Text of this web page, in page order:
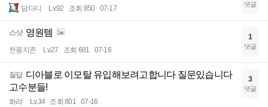
담다디 Lv.92 조회 850 07-17 댓글
스샷 영원템
천풍지존 Lv.27 조회 681 07-16
1
댓글
질답 디아블로 이모탈 유입해보려고합니다 질문있습니다
고수분들!
화랴 Lv.34 조회 801 07-16
3
댓글